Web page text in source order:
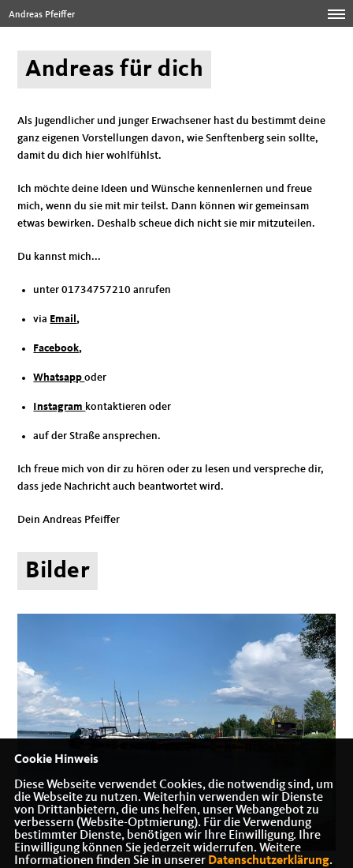
Andreas Pfeiffer
Andreas für dich
Als Jugendlicher und junger Erwachsener hast du bestimmt deine
ganz eigenen Vorstellungen davon, wie Senftenberg sein sollte,
damit du dich hier wohlfühlst.
Ich möchte deine Ideen und Wünsche kennenlernen und freue
mich, wenn du sie mit mir teilst. Dann können wir gemeinsam
etwas bewirken. Deshalb scheue dich nicht sie mir mitzuteilen.
Du kannst mich...
unter 01734757210 anrufen
via Email,
Facebook,
Whatsappoder
Instagram kontaktieren oder
auf der Straße ansprechen.
Ich freue mich von dir zu hören oder zu lesen und verspreche dir,
dass jede Nachricht auch beantwortet wird.
Dein Andreas Pfeiffer
Bilder
Cookie Hinweis
Diese Webseite verwendet Cookies, die notwendig sind, um
die Webseite zu nutzen. Weiterhin verwenden wir Dienste
von Drittanbietern, die uns helfen, unser Webangebot zu
verbessern (Website-Optmierung). Für die Verwendung
bestimmter Dienste, benötigen wir Ihre Einwilligung. Ihre
Einwilligung können Sie jederzeit widerrufen. Weitere
Informationen finden Sie in unserer Datenschutzerklärung.